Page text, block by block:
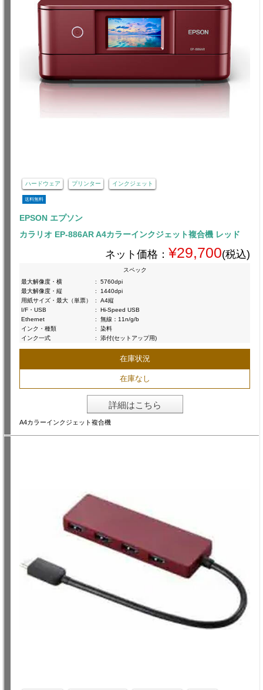
ハードウェア プリンター インクジェット
送料無料
EPSON エプソン
カラリオ EP-886AR A4カラーインクジェット複合機 レッド
ネット価格： ¥29,700(税込)
スペック
最大解像度・横
:
5760dpi
最大解像度・縦
:
1440dpi
用紙サイズ・最大（単票）
:
A4縦
I/F・USB
:
Hi-Speed USB
Ethernet
:
無線：11n/g/b
インク・種類
:
染料
インク一式
: 添付(セットアップ用)
在庫状況
在庫なし
詳細はこちら
A4カラーインクジェット複合機